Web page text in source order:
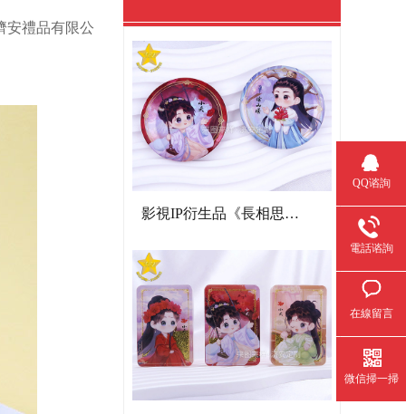
安禮品有限公
影視IP衍生品《長相思》雙閃吧唧
QQ谘詢
電話谘詢
在線留言
微信掃一掃